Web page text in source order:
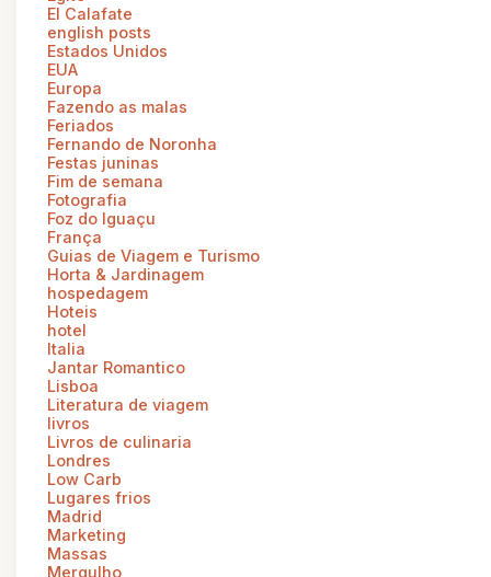
El Calafate
english posts
Estados Unidos
EUA
Europa
Fazendo as malas
Feriados
Fernando de Noronha
Festas juninas
Fim de semana
Fotografia
Foz do Iguaçu
França
Guias de Viagem e Turismo
Horta & Jardinagem
hospedagem
Hoteis
hotel
Italia
Jantar Romantico
Lisboa
Literatura de viagem
livros
Livros de culinaria
Londres
Low Carb
Lugares frios
Madrid
Marketing
Massas
Mergulho